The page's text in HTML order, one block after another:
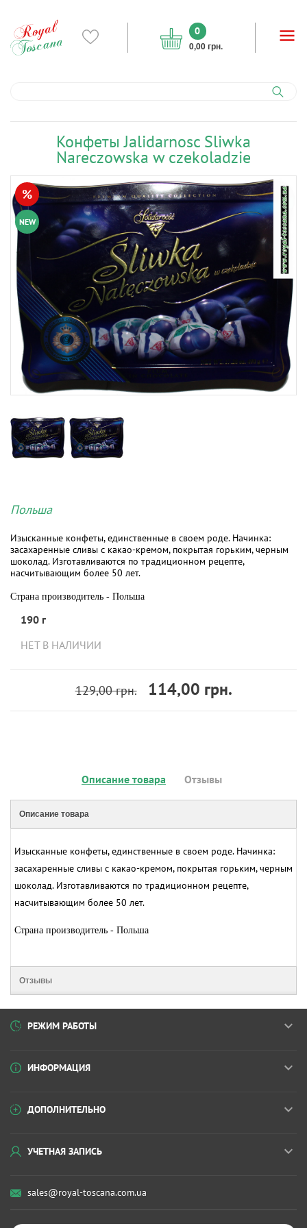
0
0,00 грн.
Конфеты Jalidarnosc Sliwka
Nareczowska w czekoladzie
NEW
%
Польша
Изысканные конфеты, единственные в своем роде. Начинка:
засахаренные сливы с какао-кремом, покрытая горьким, черным
шоколад. Изготавливаются по традиционном рецепте,
насчитывающим более 50 лет.
Страна производитель - Польша
190 г
НЕТ В НАЛИЧИИ
129,00 грн. 114,00 грн.
Описание товара Отзывы
Описание товара
Изысканные конфеты, единственные в своем роде. Начинка:
засахаренные сливы с какао-кремом, покрытая горьким, черным
шоколад. Изготавливаются по традиционном рецепте,
насчитывающим более 50 лет.
Страна производитель - Польша
Отзывы
РЕЖИМ РАБОТЫ
ИНФОРМАЦИЯ
ДОПОЛНИТЕЛЬНО
УЧЕТНАЯ ЗАПИСЬ
sales@royal-toscana.com.ua